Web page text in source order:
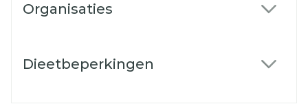
Organisaties
Dieetbeperkingen